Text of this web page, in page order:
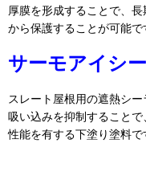
厚膜を形成することで、
から保護することが可能で
サーモアイシ
スレート屋根用の遮熱シ
吸い込みを抑制すること
性能を有する下塗り塗料で